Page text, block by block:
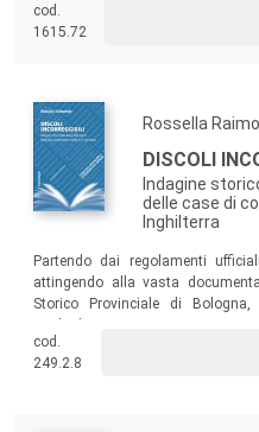
essere specchio e riflesso di
portata.
cod.
1615.72
Rossella
DISCOLI
Indagine
delle case di
Inghilterra
Partendo dai regolamenti
attingendo alla vasta
Storico Provinciale di
presente volume analizza le
vigenti nelle case di correzione.
cod.
249.2.8